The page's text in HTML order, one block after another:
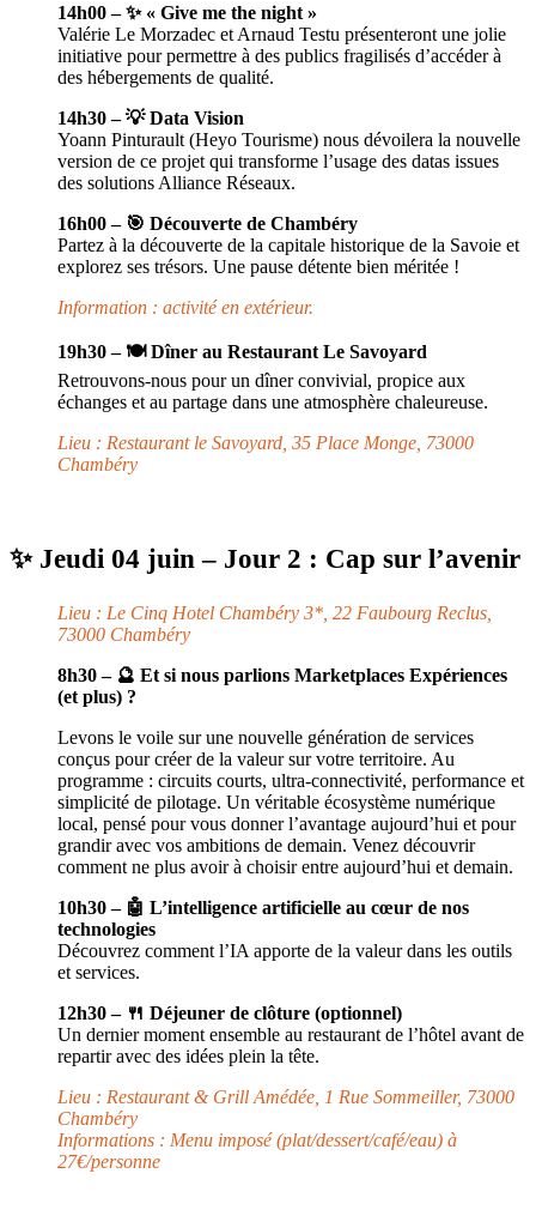
14h00 – ✨ « Give me the night »
Valérie Le Morzadec et Arnaud Testu présenteront une jolie
initiative pour permettre à des publics fragilisés d’accéder à
des hébergements de qualité.
14h30 – 💡 Data Vision
Yoann Pinturault (Heyo Tourisme) nous dévoilera la nouvelle
version de ce projet qui transforme l’usage des datas issues
des solutions Alliance Réseaux.
16h00 – 🎯 Découverte de Chambéry
Partez à la découverte de la capitale historique de la Savoie et
explorez ses trésors. Une pause détente bien méritée !
Information : activité en extérieur.
19h30 – 🍽️ Dîner au Restaurant Le Savoyard
Retrouvons-nous pour un dîner convivial, propice aux
échanges et au partage dans une atmosphère chaleureuse.
Lieu : Restaurant le Savoyard, 35 Place Monge, 73000
Chambéry
✨ Jeudi 04 juin – Jour 2 : Cap sur l’avenir
Lieu : Le Cinq Hotel Chambéry 3*, 22 Faubourg Reclus,
73000 Chambéry
8h30 – 🔮 Et si nous parlions Marketplaces Expériences
(et plus) ?
Levons le voile sur une nouvelle génération de services
conçus pour créer de la valeur sur votre territoire. Au
programme : circuits courts, ultra-connectivité, performance et
simplicité de pilotage. Un véritable écosystème numérique
local, pensé pour vous donner l’avantage aujourd’hui et pour
grandir avec vos ambitions de demain. Venez découvrir
comment ne plus avoir à choisir entre aujourd’hui et demain.
10h30 – 🤖 L’intelligence artificielle au cœur de nos
technologies
Découvrez comment l’IA apporte de la valeur dans les outils
et services.
12h30 – 🍴 Déjeuner de clôture (optionnel)
Un dernier moment ensemble au restaurant de l’hôtel avant de
repartir avec des idées plein la tête.
Lieu : Restaurant & Grill Amédée, 1 Rue Sommeiller, 73000
Chambéry
Informations : Menu imposé (plat/dessert/café/eau) à
27€/personne